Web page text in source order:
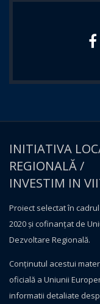
INITIATIVA
REGIONALĂ /
INVESTIM IN
Proiect selectat în
2020 și cofinanțat de
Dezvoltare Regională.
Conţinutul acestui
oficială a Uniunii
informatii detaliate